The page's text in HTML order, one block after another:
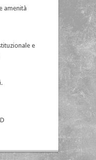
amenità
e